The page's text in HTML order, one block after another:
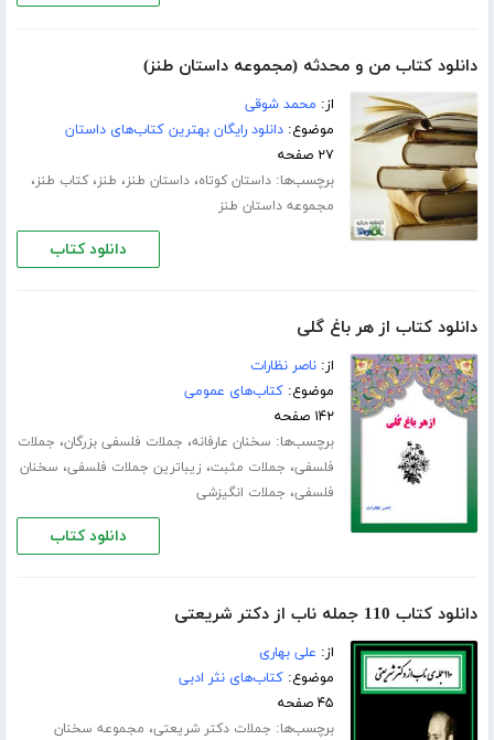
دانلود کتاب من و محدثه (مجموعه داستان طنز)
از: محمد شوقی
موضوع:دانلود رایگان بهترین کتاب‌های داستان
۲۷ صفحه
برچسب‌ها:داستان کوتاه،داستان طنز، طنز،کتاب طنز،
مجموعه داستان طنز
دانلود کتاب
دانلود کتاب از هر باغ گلی
از:ناصر نظارات
موضوع:کتاب‌های عمومی
۱۴۲ صفحه
برچسب‌ها: سخنان عارفانه، جملات فلسفی بزرگان، جملات
فلسفی، جملات مثبت، زیباترین جملات فلسفی، سخنان
فلسفی، جملات انگیزشی
دانلود کتاب
دانلود کتاب 110 جمله ناب از دکتر شریعتی
از: علی بهاری
موضوع:کتاب‌های نثر ادبی
۴۵ صفحه
برچسب‌ها: جملات دکتر شریعتی، مجموعه سخنان